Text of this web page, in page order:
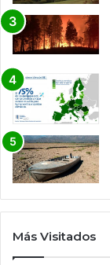
Más Visitados